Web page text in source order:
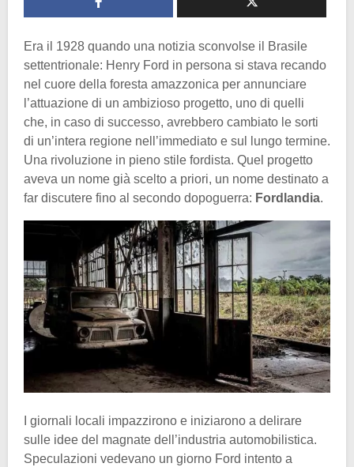
Era il 1928 quando una notizia sconvolse il Brasile
settentrionale: Henry Ford in persona si stava recando
nel cuore della foresta amazzonica per annunciare
l’attuazione di un ambizioso progetto, uno di quelli
che, in caso di successo, avrebbero cambiato le sorti
di un’intera regione nell’immediato e sul lungo termine.
Una rivoluzione in pieno stile fordista. Quel progetto
aveva un nome già scelto a priori, un nome destinato a
far discutere fino al secondo dopoguerra: Fordlandia.
I giornali locali impazzirono e iniziarono a delirare
sulle idee del magnate dell’industria automobilistica.
Speculazioni vedevano un giorno Ford intento a